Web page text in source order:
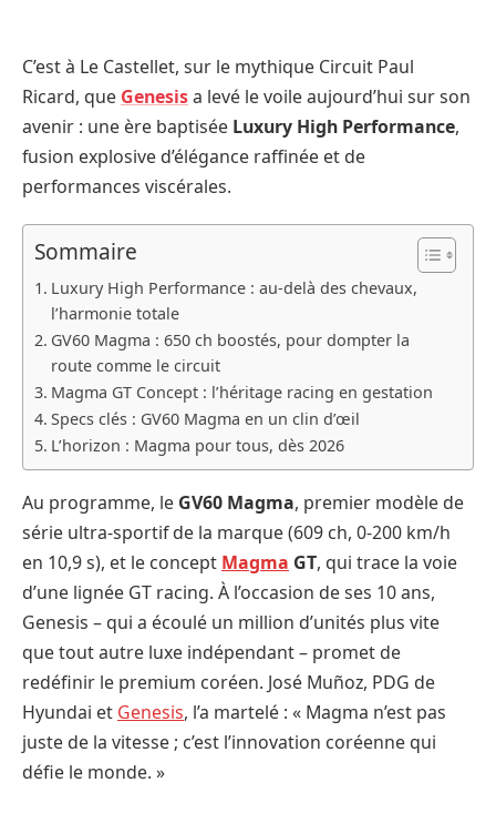
C’est à Le Castellet, sur le mythique Circuit Paul
Ricard, que Genesisa levé le voile aujourd’hui sur son
avenir : une ère baptisée Luxury High Performance,
fusion explosive d’élégance raffinée et de
performances viscérales.
Sommaire
Luxury High Performance : au-delà des chevaux,
l’harmonie totale
GV60 Magma : 650 ch boostés, pour dompter la
route comme le circuit
Magma GT Concept : l’héritage racing en gestation
Specs clés : GV60 Magma en un clin d’œil
L’horizon : Magma pour tous, dès 2026
Au programme, le GV60 Magma, premier modèle de
série ultra-sportif de la marque (609 ch, 0-200 km/h
en 10,9 s), et le concept Magma GT, qui trace la voie
d’une lignée GT racing. À l’occasion de ses 10 ans,
Genesis – qui a écoulé un million d’unités plus vite
que tout autre luxe indépendant – promet de
redéfinir le premium coréen. José Muñoz, PDG de
Hyundai et Genesis, l’a martelé : « Magma n’est pas
juste de la vitesse ; c’est l’innovation coréenne qui
défie le monde. »